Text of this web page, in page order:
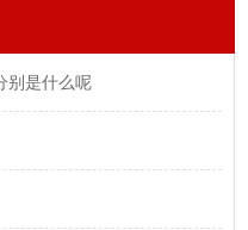
别是什么呢